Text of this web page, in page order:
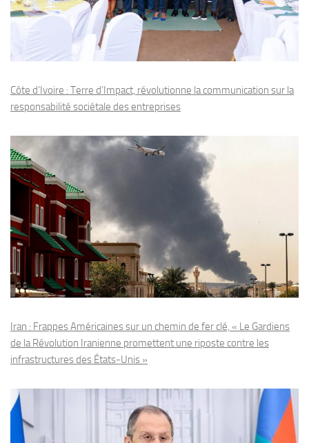
Côte d’Ivoire : Terre d’Impact, révolutionne la communication sur la
responsabilité sociétale des entreprises
Iran : Frappes Américaines sur un chemin de fer clé, « Le Gardiens
de la Révolution Iranienne promettent une riposte contre les
infrastructures des États-Unis »